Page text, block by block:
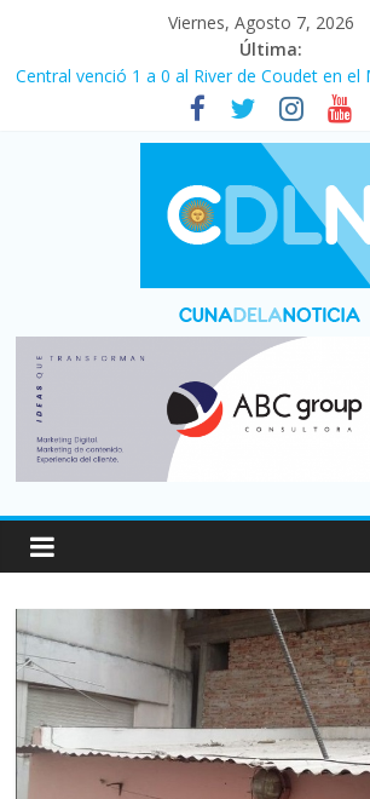
Viernes, Agosto 7, 2026
Última:
Central venció 1 a 0 al River de Coudet en el
La morosidad alcanzó su nivel más alto en
afecta a 400 mil deudores en Santa Fe
Desde que asumió Milei cerraron 41.000
denuncia crisis como en 2001
Vacaciones de invierno con más movimiento
turístico: 4,6 millones de personas viajaron
Fuerte caída de la venta de autos usados en